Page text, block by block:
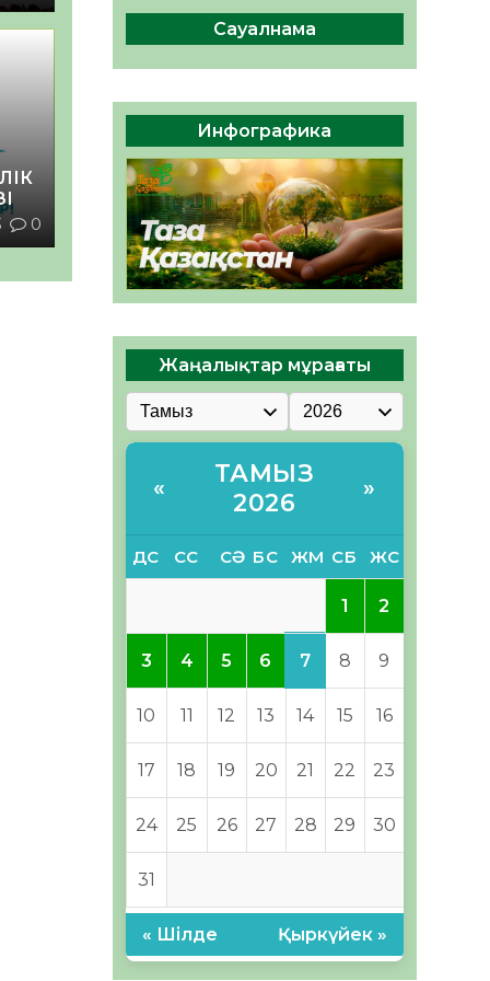
0
Руслан Рүстемұлы облыс
әкімінің кеңесшісі болып
тағайындалды
05.08.2026
36 0
Сауалнама
Инфографика
Жаңалықтар мұрағаты
«
ТАМЫЗ
2026
»
ДС СС СӘ БС ЖМ СБ ЖС
1 2
3 4 5 6 7 8 9
10 11 12 13 14 15 16
17 18 19 20 21 22 23
24 25 26 27 28 29 30
31
« Шілде Қыркүйек »